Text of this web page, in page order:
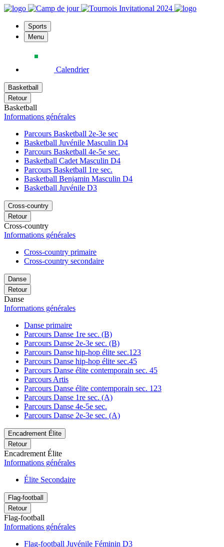
Sports
Menu
Calendrier
Basketball
Retour
Basketball
Informations générales
Parcours Basketball 2e-3e sec
Basketball Juvénile Masculin D4
Parcours Basketball 4e-5e sec.
Basketball Cadet Masculin D4
Parcours Basketball 1re sec.
Basketball Benjamin Masculin D4
Basketball Juvénile D3
Cross-country
Retour
Cross-country
Informations générales
Cross-country primaire
Cross-country secondaire
Danse
Retour
Danse
Informations générales
Danse primaire
Parcours Danse 1re sec. (B)
Parcours Danse 2e-3e sec. (B)
Parcours Danse hip-hop élite sec.123
Parcours Danse hip-hop élite sec.45
Parcours Danse élite contemporain sec. 45
Parcours Artis
Parcours Danse élite contemporain sec. 123
Parcours Danse 1re sec. (A)
Parcours Danse 4e-5e sec.
Parcours Danse 2e-3e sec. (A)
Encadrement Élite
Retour
Encadrement Élite
Informations générales
Élite Secondaire
Flag-football
Retour
Flag-football
Informations générales
Flag-football Juvénile Féminin D3